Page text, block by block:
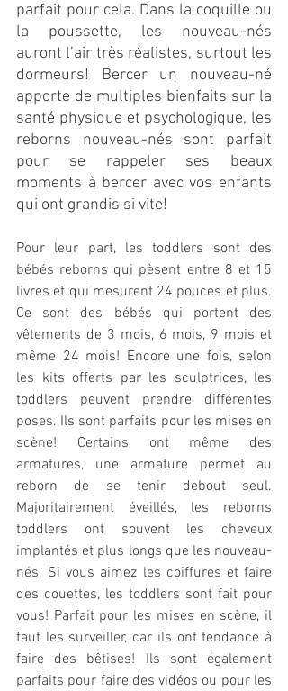
parfait pour cela. Dans la coquille ou
la poussette, les nouveau-nés
auront l’air très réalistes, surtout les
dormeurs! Bercer un nouveau-né
apporte de multiples bienfaits sur la
santé physique et psychologique, les
reborns nouveau-nés sont parfait
pour se rappeler ses beaux
moments à bercer avec vos enfants
qui ont grandis si vite!
Pour leur part, les toddlers sont des
bébés reborns qui pèsent entre 8 et 15
livres et qui mesurent 24 pouces et plus.
Ce sont des bébés qui portent des
vêtements de 3 mois, 6 mois, 9 mois et
même 24 mois! Encore une fois, selon
les kits offerts par les sculptrices, les
toddlers peuvent prendre différentes
poses. Ils sont parfaits pour les mises en
scène! Certains ont même des
armatures, une armature permet au
reborn de se tenir debout seul.
Majoritairement éveillés, les reborns
toddlers ont souvent les cheveux
implantés et plus longs que les nouveau-
nés. Si vous aimez les coiffures et faire
des couettes, les toddlers sont fait pour
vous! Parfait pour les mises en scène, il
faut les surveiller, car ils ont tendance à
faire des bêtises! Ils sont également
parfaits pour faire des vidéos ou pour les